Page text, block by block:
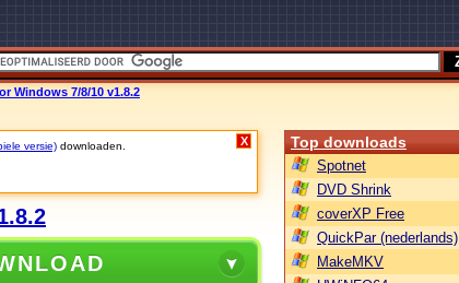
Windows 7/8/10 v1.8.2
versie) downloaden. X Top downloads
Spotnet
DVD Shrink
coverXP Free
QuickPar (nederlands)
MakeMKV